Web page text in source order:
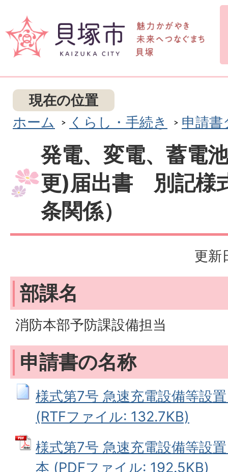
現在の位置
ホーム
くらし・手続き 申請書
発電、変電、蓄電
更)届出書 別記様
条関係）
更新
部課名
消防本部予防課設備担当
申請書の名称
様式第7号 急速充電設備等設
(RTFファイル: 132.7KB)
様式第7号 急速充電設備等設
本 (PDFファイル: 192.5KB)